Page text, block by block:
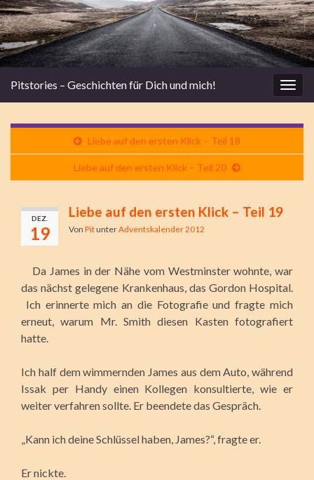
Pitstories – Geschichten für Dich und mich!
Liebe auf den ersten Klick – Teil 18
Liebe auf den ersten Klick – Teil 20
DEZ.
19
Liebe auf den ersten Klick – Teil 19
Von PitunterAdventskalender 2012
Da James in der Nähe vom Westminster wohnte, war
das nächst gelegene Krankenhaus, das Gordon Hospital.
Ich erinnerte mich an die Fotografie und fragte mich
erneut, warum Mr. Smith diesen Kasten fotografiert
hatte.
Ich half dem wimmernden James aus dem Auto, während
Issak per Handy einen Kollegen konsultierte, wie er
weiter verfahren sollte. Er beendete das Gespräch.
„Kann ich deine Schlüssel haben, James?“, fragte er.
Er nickte.